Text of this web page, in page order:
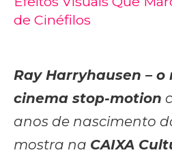
de Cinéfilos
Ray Harryhausen – o
cinema stop-motion
anos de nascimento
mostra na CAIXA